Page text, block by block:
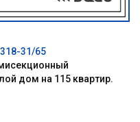
31/65
дом на 115 квартир.